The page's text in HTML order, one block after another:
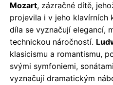
Mozart, zázračné dítě,
projevila i v jeho klavírních
díla se vyznačují elegancí,
technickou náročností.
klasicismu a romantismu,
svými symfoniemi,
vyznačují dramatickým